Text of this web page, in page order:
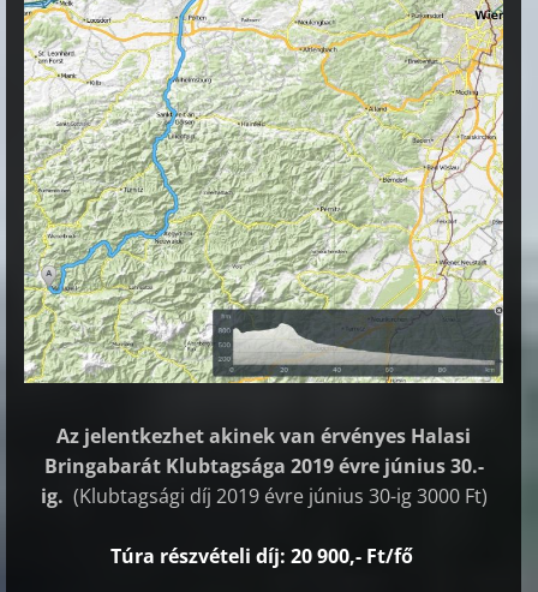
Az jelentkezhet akinek van érvényes Halasi
Bringabarát Klubtagsága 2019 évre június 30.-
ig. (Klubtagsági díj 2019 évre június 30-ig 3000 Ft)
Túra részvételi díj: 20 900,- Ft/fő